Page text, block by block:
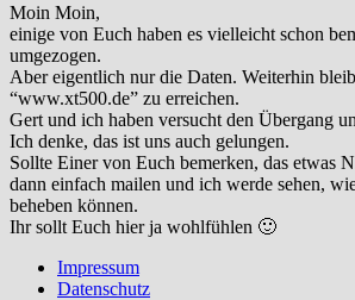
Moin Moin,
einige von Euch haben es vielleicht schon
umgezogen.
Aber eigentlich nur die Daten. Weiterhin
“www.xt500.de” zu erreichen.
Gert und ich haben versucht den Übergang
Ich denke, das ist uns auch gelungen.
Sollte Einer von Euch bemerken, das etwas
dann einfach mailen und ich werde sehen,
beheben können.
Ihr sollt Euch hier ja wohlfühlen 🙂
Impressum
Datenschutz